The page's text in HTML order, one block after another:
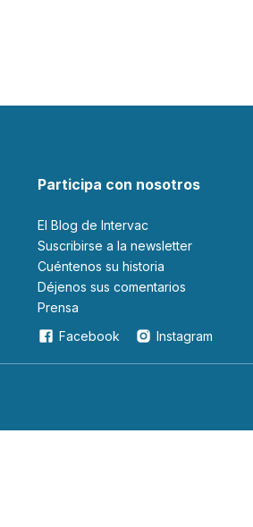
Participa con nosotros
El Blog de Intervac
Suscribirse a la newsletter
Cuéntenos su historia
Déjenos sus comentarios
Prensa
Facebook
Instagram